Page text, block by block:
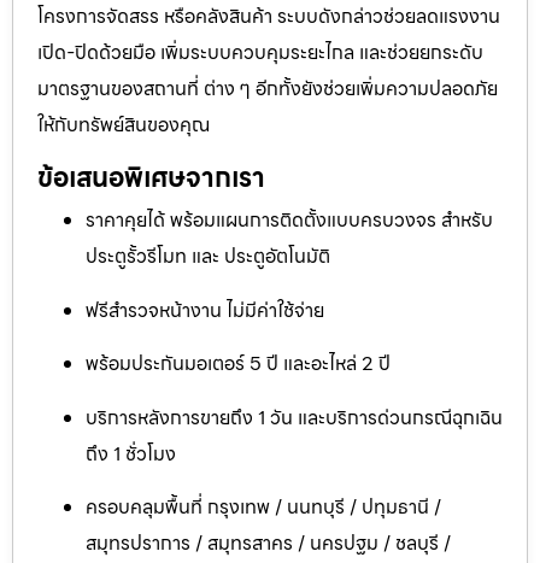
โครงการจัดสรร หรือคลังสินค้า ระบบดังกล่าวช่วยลดแรงงาน
เปิด-ปิดด้วยมือ เพิ่มระบบควบคุมระยะไกล และช่วยยกระดับ
มาตรฐานของสถานที่ ต่าง ๆ อีกทั้งยังช่วยเพิ่มความปลอดภัย
ให้กับทรัพย์สินของคุณ
ข้อเสนอพิเศษจากเรา
ราคาคุยได้ พร้อมแผนการติดตั้งแบบครบวงจร สำหรับ
ประตูรั้วรีโมท และ ประตูอัตโนมัติ
ฟรีสำรวจหน้างาน ไม่มีค่าใช้จ่าย
พร้อมประกันมอเตอร์ 5 ปี และอะไหล่ 2 ปี
บริการหลังการขายถึง 1 วัน และบริการด่วนกรณีฉุกเฉิน
ถึง 1 ชั่วโมง
ครอบคลุมพื้นที่ กรุงเทพ / นนทบุรี / ปทุมธานี /
สมุทรปราการ / สมุทรสาคร / นครปฐม / ชลบุรี /